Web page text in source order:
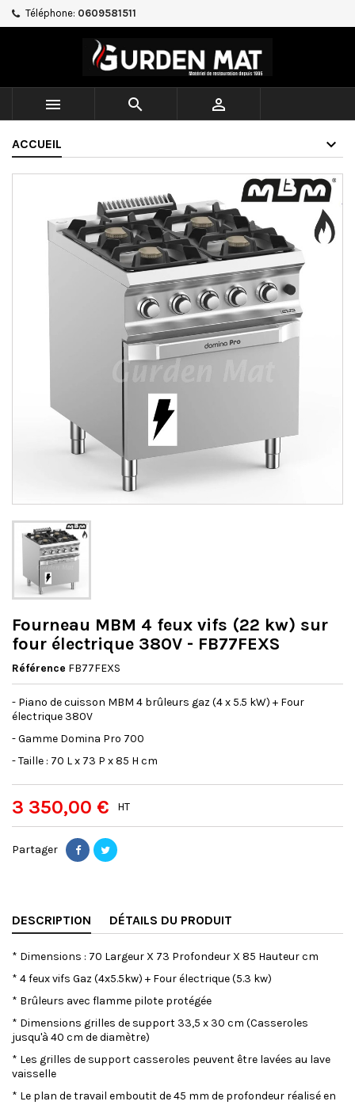
Téléphone: 0609581511
  
ACCUEIL
Fourneau MBM 4 feux vifs (22 kw) sur
four électrique 380V - FB77FEXS
Référence FB77FEXS
- Piano de cuisson MBM 4 brûleurs gaz (4 x 5.5 kW) + Four
électrique 380V
- Gamme Domina Pro 700
- Taille : 70 L x 73 P x 85 H cm
3 350,00 € HT
Partager
DESCRIPTION DÉTAILS DU PRODUIT
* Dimensions : 70 Largeur X 73 Profondeur X 85 Hauteur cm
* 4 feux vifs Gaz (4x5.5kw) + Four électrique (5.3 kw)
* Brûleurs avec flamme pilote protégée
* Dimensions grilles de support 33,5 x 30 cm (Casseroles
jusqu'à 40 cm de diamètre)
* Les grilles de support casseroles peuvent être lavées au lave
vaisselle
* Le plan de travail emboutit de 45 mm de profondeur réalisé en